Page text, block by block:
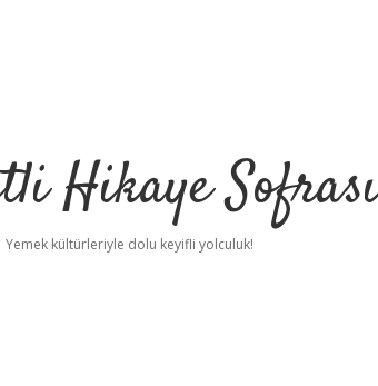
Hikaye Sofrası
Yemek kültürleriyle dolu keyifli yolculuk!